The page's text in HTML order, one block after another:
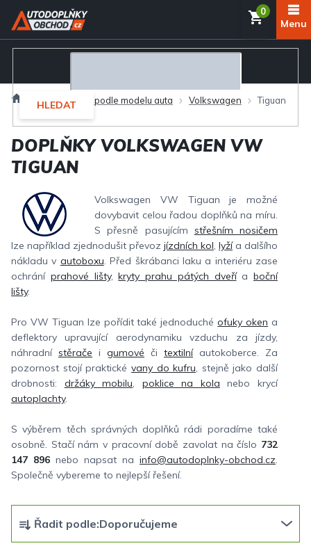
Přejít
obsah
HLEDAT
Autodoplňky podle modelu auta Volkswagen Tiguan
DOPLŇKY VOLKSWAGEN VW
TIGUAN
Volkswagen VW Tiguan je možné
dovybavit celou řadou doplňků na míru.
S přesně pasujícím střešním nosičem
lze například zjednodušit převoz jízdních kol, lyžía dalšího
nákladu v autoboxu. Před škrábanci laku a interiéru zase
ochrání prahové lišty,kryty prahu pátých dveřía boční
lišty.
Pro VW Tiguan lze pořídit také jednoduchéofuky oken a
deflektory upravující aerodynamiku vzduchu za jízdy,
náhradní stěrače i gumové či textilníautokoberce. Za
pozornost stojí praktické vany do kufru, stejně jako další
drobnosti: držáky mobilu, poklice na kola nebo krycí
autoplachty.
S výběrem těch správných doplňků rádi poradíme také
osobně. Stačí nám v pracovní době zavolat na číslo 732
147 896 nebo napsat na info@autodoplnky-obchod.cz.
Společně vybereme to nejlepší řešení.
a
Řadit podle:Doporučujeme